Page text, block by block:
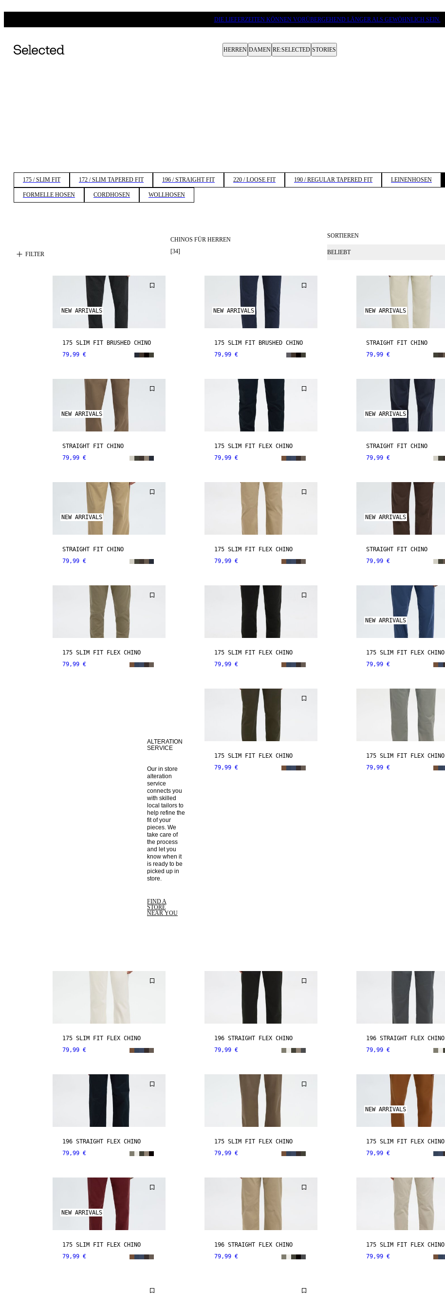
DIE LIEFERZEITEN KÖNNEN VORÜBERGEHEND LÄNGER ALS GEWÖHNLICH SEIN.
HERREN DAMEN RE:SELECTED STORIES
175 / SLIM FIT 172 / SLIM TAPERED FIT 196 / STRAIGHT FIT 220 / LOOSE FIT 190 / REGULAR TAPERED FIT LEINENHOSEN
FORMELLE HOSEN CORDHOSEN WOLLHOSEN
FILTER
CHINOS FÜR HERREN
[34]
SORTIEREN
BELIEBT
NEW ARRIVALS
175 SLIM FIT BRUSHED CHINO
79,99 €
NEW ARRIVALS
175 SLIM FIT BRUSHED CHINO
79,99 €
NEW ARRIVALS
STRAIGHT FIT CHINO
79,99 €
NEW ARRIVALS
STRAIGHT FIT CHINO
79,99 €
175 SLIM FIT FLEX CHINO
79,99 €
NEW ARRIVALS
STRAIGHT FIT CHINO
79,99 €
NEW ARRIVALS
STRAIGHT FIT CHINO
79,99 €
175 SLIM FIT FLEX CHINO
79,99 €
NEW ARRIVALS
STRAIGHT FIT CHINO
79,99 €
175 SLIM FIT FLEX CHINO
79,99 €
175 SLIM FIT FLEX CHINO
79,99 €
NEW ARRIVALS
175 SLIM FIT FLEX CHINO
79,99 €
ALTERATION
SERVICE
Our in store
alteration
service
connects you
with skilled
local tailors to
help refine the
fit of your
pieces. We
take care of
the process
and let you
know when it
is ready to be
picked up in
store.
FIND A
STORE
NEAR YOU
175 SLIM FIT FLEX CHINO
79,99 €
175 SLIM FIT FLEX CHINO
79,99 €
175 SLIM FIT FLEX CHINO
79,99 €
196 STRAIGHT FLEX CHINO
79,99 €
196 STRAIGHT FLEX CHINO
79,99 €
196 STRAIGHT FLEX CHINO
79,99 €
175 SLIM FIT FLEX CHINO
79,99 €
NEW ARRIVALS
175 SLIM FIT FLEX CHINO
79,99 €
NEW ARRIVALS
175 SLIM FIT FLEX CHINO
79,99 €
196 STRAIGHT FLEX CHINO
79,99 €
175 SLIM FIT FLEX CHINO
79,99 €